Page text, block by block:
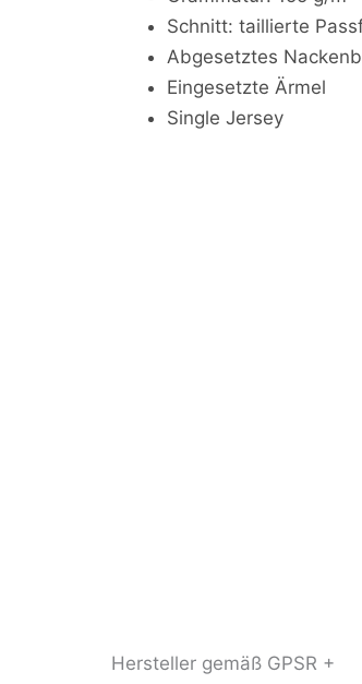
Schnitt: taillierte
Abgesetztes
Eingesetzte Ärmel
Single Jersey
Hersteller gemäß GPSR +